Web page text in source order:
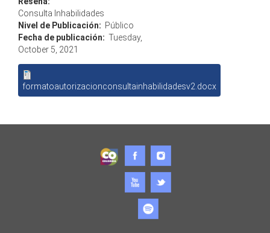
Consulta Inhabilidades
Nivel de Publicación: Público
Fecha de publicación: Tuesday,
October 5, 2021
formatoautorizacionconsultainhabilidadesv2.docx